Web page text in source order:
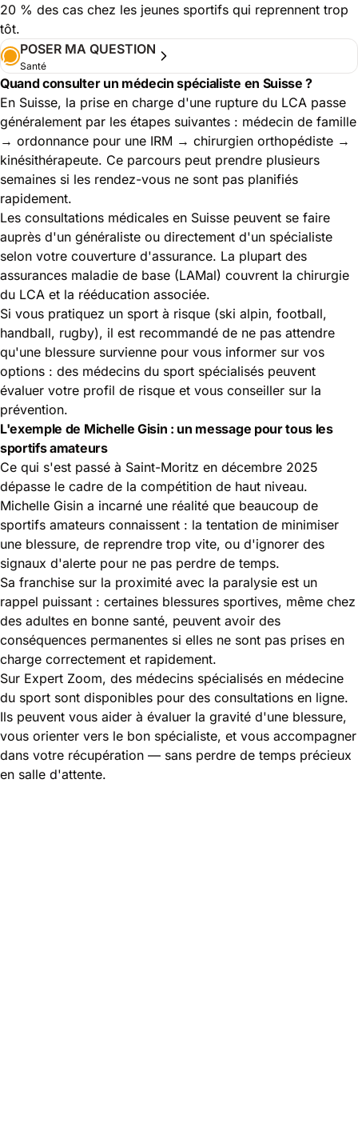
20 % des cas chez les jeunes sportifs qui reprennent trop
tôt.
POSER MA QUESTION
Santé
Quand consulter un médecin spécialiste en Suisse ?
En Suisse, la prise en charge d'une rupture du LCA passe
généralement par les étapes suivantes : médecin de famille
→ ordonnance pour une IRM → chirurgien orthopédiste →
kinésithérapeute. Ce parcours peut prendre plusieurs
semaines si les rendez-vous ne sont pas planifiés
rapidement.
Les consultations médicales en Suisse peuvent se faire
auprès d'un généraliste ou directement d'un spécialiste
selon votre couverture d'assurance. La plupart des
assurances maladie de base (LAMal) couvrent la chirurgie
du LCA et la rééducation associée.
Si vous pratiquez un sport à risque (ski alpin, football,
handball, rugby), il est recommandé de ne pas attendre
qu'une blessure survienne pour vous informer sur vos
options : des médecins du sport spécialisés peuvent
évaluer votre profil de risque et vous conseiller sur la
prévention.
L'exemple de Michelle Gisin : un message pour tous les
sportifs amateurs
Ce qui s'est passé à Saint-Moritz en décembre 2025
dépasse le cadre de la compétition de haut niveau.
Michelle Gisin a incarné une réalité que beaucoup de
sportifs amateurs connaissent : la tentation de minimiser
une blessure, de reprendre trop vite, ou d'ignorer des
signaux d'alerte pour ne pas perdre de temps.
Sa franchise sur la proximité avec la paralysie est un
rappel puissant : certaines blessures sportives, même chez
des adultes en bonne santé, peuvent avoir des
conséquences permanentes si elles ne sont pas prises en
charge correctement et rapidement.
Sur Expert Zoom, des médecins spécialisés en médecine
du sport sont disponibles pour des consultations en ligne.
Ils peuvent vous aider à évaluer la gravité d'une blessure,
vous orienter vers le bon spécialiste, et vous accompagner
dans votre récupération — sans perdre de temps précieux
en salle d'attente.